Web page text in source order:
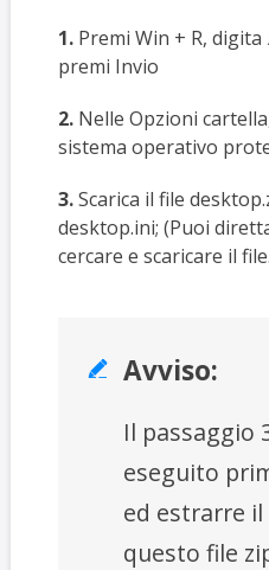
1.Premi Win + R, digita
premi Invio
2.Nelle Opzioni
sistema operativo
3.Scarica il file
desktop.ini; (Puoi
cercare e scaricare il
 Avviso:
Il passaggio
eseguito
ed estrarre
questo file